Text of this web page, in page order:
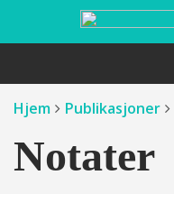
Hjem Publikasjoner
Notater